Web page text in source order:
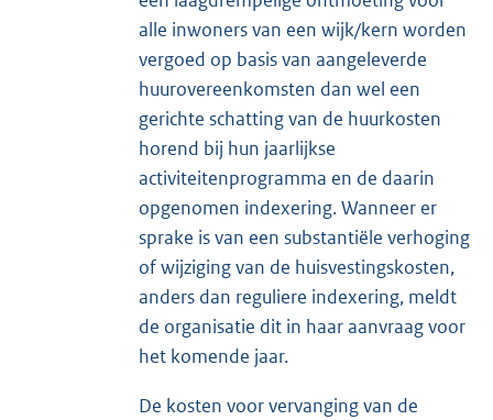
alle inwoners van een wijk/kern worden
vergoed op basis van aangeleverde
huurovereenkomsten dan wel een
gerichte schatting van de huurkosten
horend bij hun jaarlijkse
activiteitenprogramma en de daarin
opgenomen indexering. Wanneer er
sprake is van een substantiële verhoging
of wijziging van de huisvestingskosten,
anders dan reguliere indexering, meldt
de organisatie dit in haar aanvraag voor
het komende jaar.
De kosten voor vervanging van de